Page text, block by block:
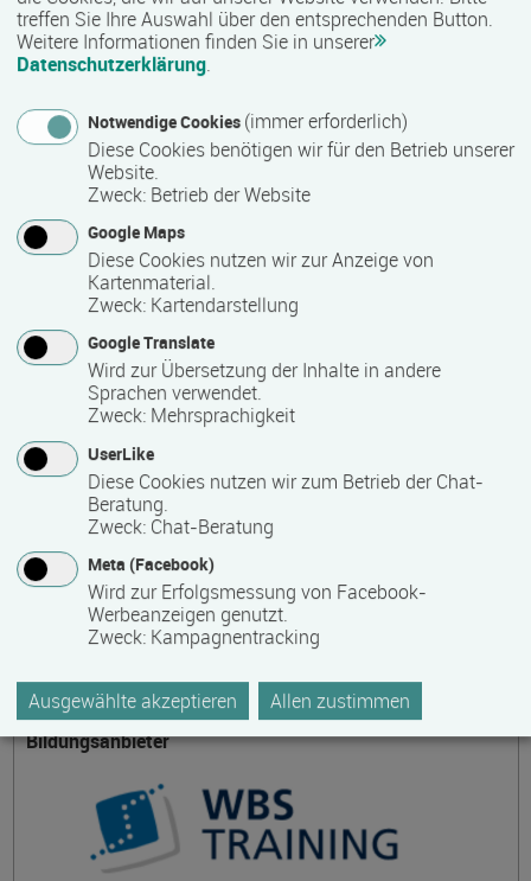
Mindest­teilnehmer­anzahl
10
Maximale Teilnehmerzahl
Teilnahmegebühr
0,00 €
Bitte kontaktieren Sie den Bildungsanbieter direkt, um
detaillierte Preisinformationen zu erhalten
Hinweis des Datenbankbetreibers: Bitte erfragen Sie beim
Anbieter eventuell auftretende Nebenkosten!
Themengebiet
Informatik-, Informations- und Kommunikationstechnologie
Bildungsanbieter
treffen Sie Ihre Auswahl über den entsprechenden Button.
Weitere Informationen finden Sie in unserer
Datenschutzerklärung.
Notwendige Cookies (immer erforderlich)
Diese Cookies benötigen wir für den Betrieb unserer
Website.
Zweck: Betrieb der Website
Google Maps
Diese Cookies nutzen wir zur Anzeige von
Kartenmaterial.
Zweck: Kartendarstellung
Google Translate
Wird zur Übersetzung der Inhalte in andere
Sprachen verwendet.
Zweck: Mehrsprachigkeit
UserLike
Diese Cookies nutzen wir zum Betrieb der Chat-
Beratung.
Zweck: Chat-Beratung
Meta (Facebook)
Wird zur Erfolgsmessung von Facebook-
Werbeanzeigen genutzt.
Zweck: Kampagnentracking
Ausgewählte akzeptieren Allen zustimmen